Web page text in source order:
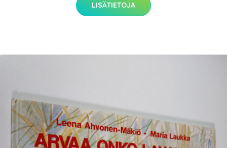
LISÄTIETOJA